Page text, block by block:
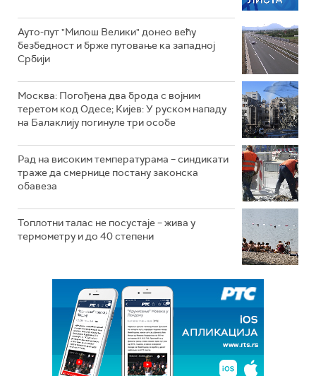
Ауто-пут "Милош Велики" донео већу
безбедност и брже путовање ка западној
Србији
Москва: Погођена два брода с војним
теретом код Одесе; Кијев: У руском нападу
на Балаклију погинуле три особе
Рад на високим температурама – синдикати
траже да смернице постану законска
обавеза
Топлотни талас не посустаје – жива у
термометру и до 40 степени